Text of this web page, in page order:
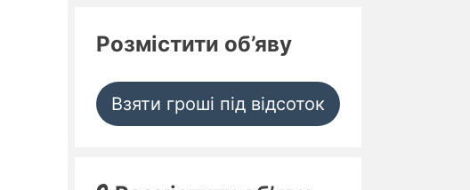
Розмістити об’яву
Взяти гроші під відсоток